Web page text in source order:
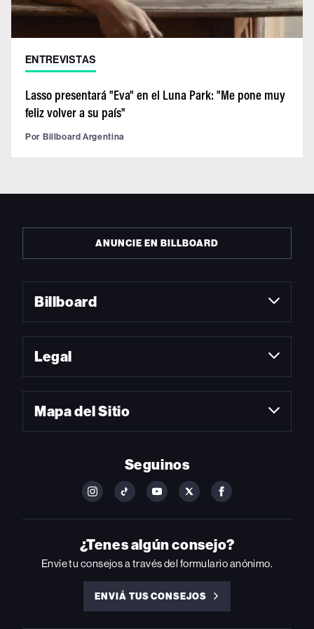
ENTREVISTAS
Lasso presentará "Eva" en el Luna Park: "Me pone muy
feliz volver a su país"
Por Billboard Argentina
ANUNCIE EN BILLBOARD
Billboard
Legal
Mapa del Sitio
Seguinos
FOLLOW
ON
INSTAGRAM
FOLLOW
ON
YOUTUBE
FOLLOW
ON
YOUTUBE
FOLLOW
ON
FOLLOW
ON
FACEBOOK
¿Tenes algún consejo?
Envíe tu consejos a través del formulario anónimo.
ENVIÁ TUS CONSEJOS
ENVIÁ